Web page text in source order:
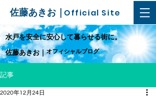
Official Site
佐藤あきお｜
​水戸を安全に安心して暮らせる街に。
佐藤あきお｜オフィシャルブログ
記事
2020年12月24日